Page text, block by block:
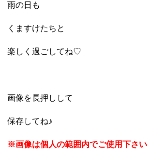
雨の日も
くますけたちと
楽しく過ごしてね♡
画像を長押しして
保存してね♪
※画像は個人の範囲内でご使用下さい